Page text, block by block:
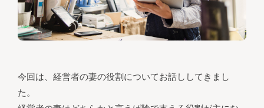
今回は、経営者の妻の役割についてお話ししてきまし
た。